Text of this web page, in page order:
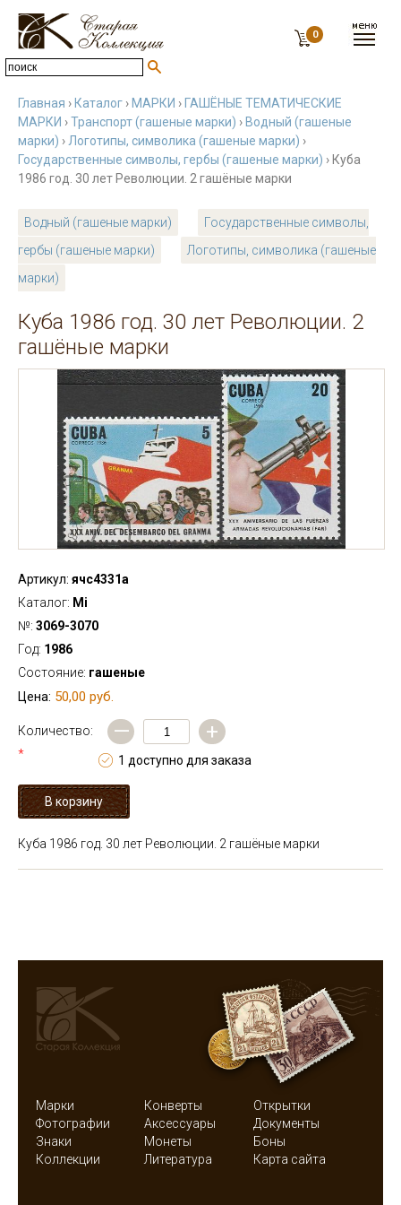
0
Главная › Каталог › МАРКИ › ГАШЁНЫЕ ТЕМАТИЧЕСКИЕ
МАРКИ ›Транспорт (гашеные марки) › Водный (гашеные
марки) › Логотипы, символика (гашеные марки) ›
Государственные символы, гербы (гашеные марки) › Куба
1986 год. 30 лет Революции. 2 гашёные марки
Водный (гашеные марки)
Государственные символы,
гербы (гашеные марки)
Логотипы, символика (гашеные
марки)
Куба 1986 год. 30 лет Революции. 2
гашёные марки
Артикул: ячс4331а
Каталог: Mi
№: 3069-3070
Год: 1986
Состояние: гашеные
Цена: 50,00 руб.
Количество:
*
— +
1 доступно для заказа
Куба 1986 год. 30 лет Революции. 2 гашёные марки
Марки Конверты
Открытки
Фотографии
Аксессуары
Документы
Знаки
Монеты
Боны
Коллекции
Литература Карта сайта